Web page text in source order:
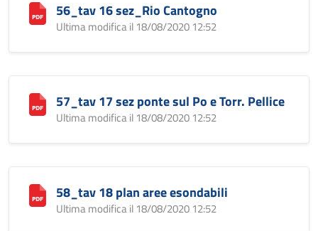
56_tav 16 sez_Rio Cantogno
Ultima modifica il 18/08/2020 12:52
57_tav 17 sez ponte sul Po e Torr. Pellice
Ultima modifica il 18/08/2020 12:52
58_tav 18 plan aree esondabili
Ultima modifica il 18/08/2020 12:52